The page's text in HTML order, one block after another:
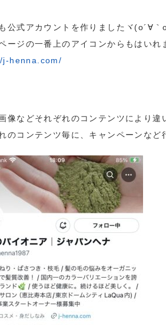
公式アカウントを作りましたヾ(o´∀｀
ージの一番上のアイコンからもはいれ
j-henna.com/
像などそれぞれのコンテンツにより違
のコンテンツ毎に、キャンペーンな